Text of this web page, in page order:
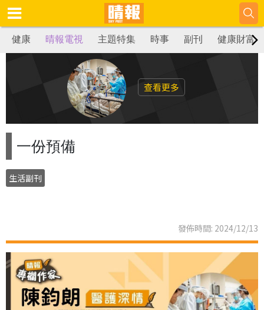
健康 晴報電視 主題特集 時事 副刊 健康財富
查看更多
一份預備
生活副刊
發佈時間: 2024/12/13